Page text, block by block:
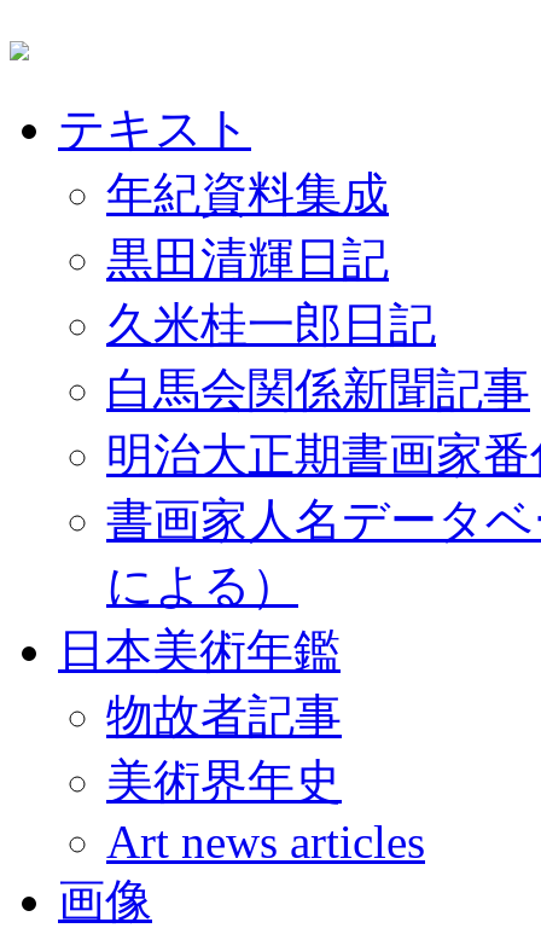
テキスト
年紀資料集成
黒田清輝日記
久米桂一郎日記
白馬会関係新聞記事
明治大正期書画家
書画家人名データ
による）
日本美術年鑑
物故者記事
美術界年史
Art news articles
画像